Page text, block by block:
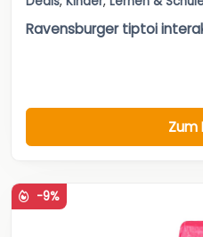
Ravensburger tiptoi
Zum
-9%